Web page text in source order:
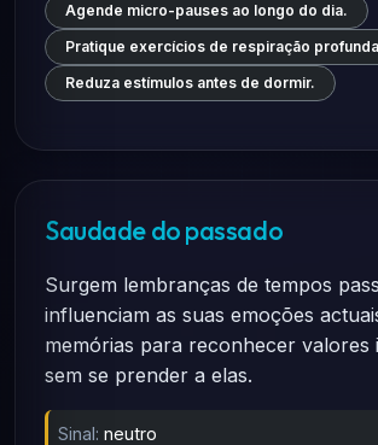
Agende micro-pauses ao longo do dia.
Pratique exercícios de respiração
Reduza estímulos antes de dormir.
Saudade do passado
Surgem lembranças de tempos
influenciam as suas emoções
memórias para reconhecer valores
sem se prender a elas.
Sinal: neutro